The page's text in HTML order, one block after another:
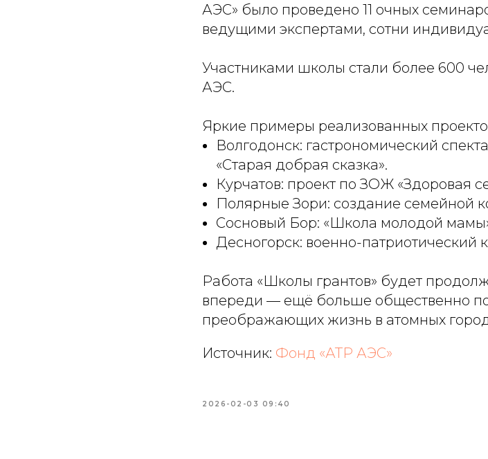
АЭС» было проведено 11 очных
ведущими экспертами, сотни
Участниками школы стали более 600
АЭС.
Яркие примеры реализованных
Волгодонск: гастрономический
«Старая добрая сказка».
Курчатов: проект по ЗОЖ «Здоровая
Полярные Зори: создание семейной
Сосновый Бор: «Школа молодой
Десногорск: военно-патриотический
Работа «Школы грантов» будет
впереди — ещё больше общественно
преображающих жизнь в атомных
Источник: Фонд «АТР АЭС»
2026-02-03 09:40